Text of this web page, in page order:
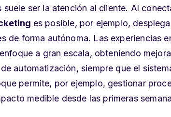
ser la atención al cliente. Al
es posible, por ejemplo,
de forma autónoma. Las experiencias
a gran escala, obteniendo
automatización, siempre que el
permite, por ejemplo, gestionar
medible desde las primeras